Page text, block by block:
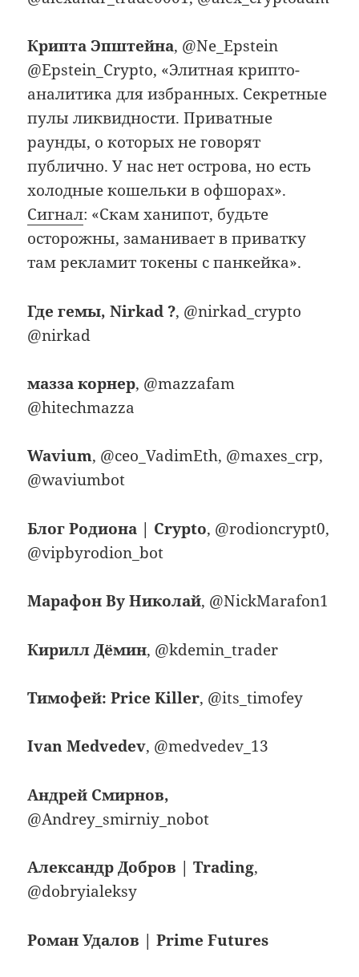
Крипта Эпштейна, @Ne_Epstein
@Epstein_Crypto, «Элитная крипто-
аналитика для избранных. Секретные
пулы ликвидности. Приватные
раунды, о которых не говорят
публично. У нас нет острова, но есть
холодные кошельки в офшорах».
Сигнал: «Скам ханипот, будьте
осторожны, заманивает в приватку
там рекламит токены с панкейка».
Где гемы, Nirkad ?, @nirkad_crypto
@nirkad
мазза корнер, @mazzafam
@hitechmazza
Wavium, @ceo_VadimEth, @maxes_crp,
@waviumbot
Блог Родиона | Crypto, @rodioncrypt0,
@vipbyrodion_bot
Марафон By Николай, @NickMarafon1
Кирилл Дёмин, @kdemin_trader
Тимофей: Price Killer, @its_timofey
Ivan Medvedev, @medvedev_13
Андрей Смирнов,
@Andrey_smirniy_nobot
Александр Добров | Trading,
@dobryialeksy
Роман Удалов | Prime Futures